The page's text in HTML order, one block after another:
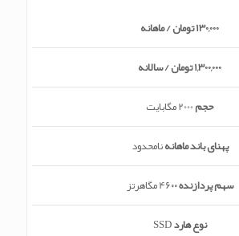
130,000 تومان / ماهانه
1,300,000 تومان / سالانه
حجم2000 مگابایت
پهنای باند ماهانهنامحدود
سهم پردازنده46۰۰ مگاهرتز
نوع هاردSSD